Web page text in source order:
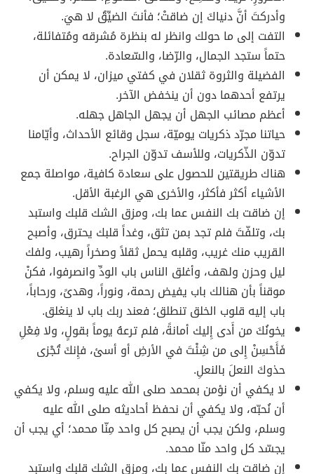
وأدركتَ أنَّ دنياكَ إن ضاقتْ؛ فأنتَ الضيِّقُ لا هيَ.
التفت إلى ما حولك وانظر له بنظرة مُشرقه ومُتفائلة،
حتماً ستجد الجمال، والرّضا، والسّعادة.
الفضيلة والثروة ثقلان في كفتي ميزان، لا يمكن أن
يرتفع أحدهما دون أن ينخفض الآخر.
أعظم مصائب الجهل أن يجهل الجاهل جهله.
حياتنا مجرّد ذكريات يوميّة، سجل وقائع الأحداث، وأيّامنا
تدوّن الذّكريات، وللأسف تدوّن الجراح.
هناك طريقتين للحصول على سعادة كافية، مواصلة جمع
الأشياء أكثر فأكثر، والأخرى هي الرغبة الأقل.
إن ضاقت بك النفس عما بك، ومزق الشك قلبك واستبد
بك، وتلفّتَ فلم تجد بمن تثق، وغداً قلبك يحترق، وأصبح
القريب منك غريب، وقلبه يحمل ثقلاً وصخراً رهيب، ولفك
ليل وحزن ولهف، وأغلق الناس باب الودِّ وانصرفوا، فكنْ
موقناً بأن هنالك باب يفيض رحمة، ونوراً، وهدىً، ورحاباً،
باب إليه قلوب الخلق تنطلق؛ فعند ربك باب لا ينغلق.
يخونُكَ من أَدى إِليك أمانةً، فلم ترعهُ يوماً بقولٍ، ولا فِعْلِ
فَأَحْسِنْ إِلى من شِئْتَ في الأرضِ أو أسئ، فإِنكَ تُجْزى
حذوكَ النعلَ بالنعلِ.
لا يكفي أن نؤمن بمحمد صلى الله عليه وسلم، ولا يكفي
أن نُحبّه، ولا يكفي أن نحفظ أحاديثه صلى الله عليه
وسلم، ولكن يجب أن يصبح كل واحد مِنّا محمد؛ أي يجب أن
يجسّد كل واحد منّا محمد.
إن ضاقت بك النفس عما بك، ومزق الشك قلبك واستبد